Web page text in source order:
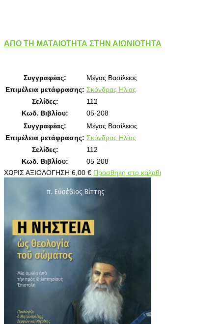
ΑΠΟ ΤΗ ΜΑΤΑΙΟΤΗΤΑ ΣΤΗΝ ΑΙΩΝΙΟΤΗΤΑ
Συγγραφέας:
Μέγας Βασίλειος
Επιμέλεια μετάφρασης: Σκόνδρας Ηλίας
Σελίδες:
112
Κωδ. Βιβλίου:
05-208
Συγγραφέας:
Μέγας Βασίλειος
Επιμέλεια μετάφρασης: Σκόνδρας Ηλίας
Σελίδες:
112
Κωδ. Βιβλίου:
05-208
ΧΩΡΙΣ ΑΞΙΟΛΟΓΗΣΗ 6,00 € Προσθηκη στο καλαθι